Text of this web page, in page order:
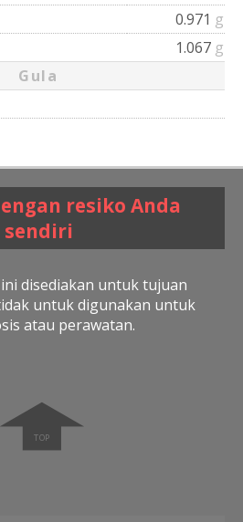
0.971 g
1.067 g
Gula
resiko Anda
sendiri
disediakan untuk tujuan
untuk digunakan untuk
atau perawatan.